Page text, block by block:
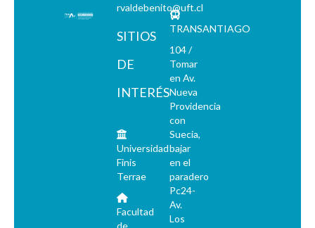
rvaldebenito@uft.cl
SITIOS
DE
INTERÉS
Universidad
Finis
Terrae
Facultad
de
TRANSANTIAGO
104 /
Tomar
en Av.
Nueva
Providencia
con
Suecia,
bajar
en el
paradero
Pc24-
Av.
Los